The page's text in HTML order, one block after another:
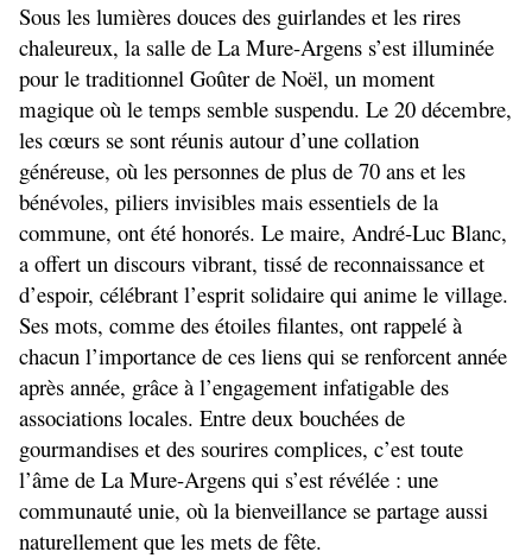
Sous les lumières douces des guirlandes et les rires
chaleureux, la salle de La Mure-Argens s’est illuminée
pour le traditionnel Goûter de Noël, un moment
magique où le temps semble suspendu. Le 20 décembre,
les cœurs se sont réunis autour d’une collation
généreuse, où les personnes de plus de 70 ans et les
bénévoles, piliers invisibles mais essentiels de la
commune, ont été honorés. Le maire, André-Luc Blanc,
a offert un discours vibrant, tissé de reconnaissance et
d’espoir, célébrant l’esprit solidaire qui anime le village.
Ses mots, comme des étoiles filantes, ont rappelé à
chacun l’importance de ces liens qui se renforcent année
après année, grâce à l’engagement infatigable des
associations locales. Entre deux bouchées de
gourmandises et des sourires complices, c’est toute
l’âme de La Mure-Argens qui s’est révélée : une
communauté unie, où la bienveillance se partage aussi
naturellement que les mets de fête.